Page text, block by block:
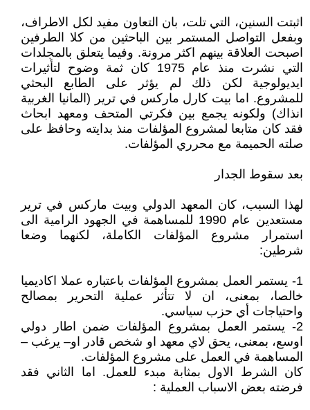
اثبتت السنين، التي تلت، بان التعاون مفيد لكل الاطراف،
وبفعل التواصل المستمر بين الباحثين من كلا الطرفين
اصبحت العلاقة بينهم اكثر مرونة. وفيما يتعلق بالمجلدات
التي نشرت منذ عام 1975 كان ثمة وضوح لتأثيرات
ايديولوجية لكن ذلك لم يؤثر على الطابع البحثي
للمشروع. اما بيت كارل ماركس في ترير (المانيا الغربية
انذاك) ولكونه يجمع بين فكرتي المتحف ومعهد ابحاث
فقد كان متابعا لمشروع المؤلفات منذ بدايته وحافظ على
صلته الحميمة مع محرري المؤلفات.
بعد سقوط الجدار
لهذا السبب، كان المعهد الدولي وبيت ماركس في ترير
مستعدين عام 1990 للمساهمة في الجهود الرامية الى
استمرار مشروع المؤلفات الكاملة، لكنهما وضعا
شرطين:
1- يستمر العمل بمشروع المؤلفات باعتباره عملا اكاديميا
خالصا، بمعنى، ان لا تتأثر عملية التحرير بمصالح
واحتياجات أي حزب سياسي.
2- يستمر العمل بمشروع المؤلفات ضمن اطار دولي
اوسع، بمعنى، يحق لاي معهد او شخص قادر او– يرغب –
المساهمة في العمل على مشروع المؤلفات.
كان الشرط الاول بمثابة مبدء للعمل. اما الثاني فقد
فرضته بعض الاسباب العملية :